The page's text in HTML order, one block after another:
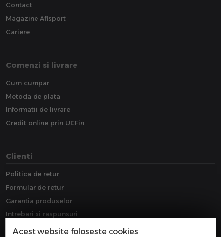
Contact
Magazine Afisport
Cariere
Comenzi si livrare
Cum cumpar
Metoda de plata
Informatii de livrare
Credit online prin UCFin
Clienti
Politica de retur
Formular de retur
Garantia produselor
Intrebari si raspunsuri
Downloads
Acest website foloseste cookies